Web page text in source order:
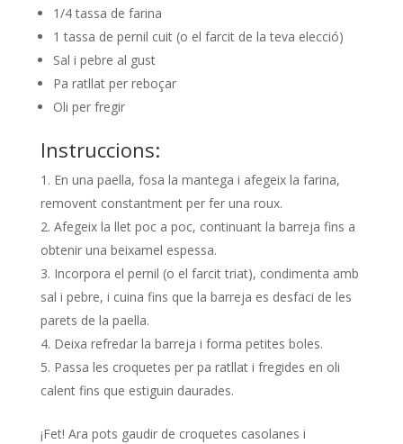
1/4 tassa de farina
1 tassa de pernil cuit (o el farcit de la teva elecció)
Sal i pebre al gust
Pa ratllat per reboçar
Oli per fregir
Instruccions:
En una paella, fosa la mantega i afegeix la farina,
removent constantment per fer una roux.
Afegeix la llet poc a poc, continuant la barreja fins a
obtenir una beixamel espessa.
Incorpora el pernil (o el farcit triat), condimenta amb
sal i pebre, i cuina fins que la barreja es desfaci de les
parets de la paella.
Deixa refredar la barreja i forma petites boles.
Passa les croquetes per pa ratllat i fregides en oli
calent fins que estiguin daurades.
¡Fet! Ara pots gaudir de croquetes casolanes i